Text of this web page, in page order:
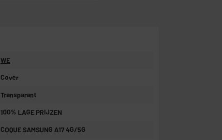
WE
Cover
Transparant
100% LAGE PRIJZEN
COQUE SAMSUNG A17 4G/5G